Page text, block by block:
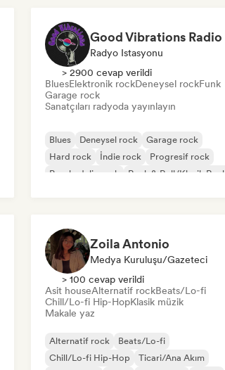
Good Vibrations Radio
Radyo Istasyonu
> 2900 cevap verildi
BluesElektronik rockDeneysel rockFunk
Garage rock
Sanatçıları radyoda yayınlayın
Blues Deneysel rock
Garage rock
Hard rock
İndie rock
Progresif rock
Psychedelic rock
Rock & Roll/Klasik Rock
Zoila Antonio
Medya Kuruluşu/Gazeteci
> 100 cevap verildi
Asit houseAlternatif rockBeats/Lo-fi
Chill/Lo-fi Hip-HopKlasik müzik
Makale yaz
Alternatif rock
Beats/Lo-fi
Chill/Lo-fi Hip-Hop
Ticari/Ana Akım